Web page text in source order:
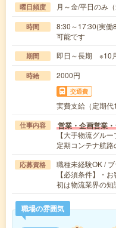
曜日頻度 月～金/平日のみ（
時間
8:30～17:30(実働
可能です
期間 即日～長期 ※10
時給 2000円
交通費
実費支給（定期代
仕事内容 営業・企画営業
【大手物流グル
定期コンテナ航
応募資格
職種未経験OK /
【必須条件】・
初は物流業界の
職場の雰囲気